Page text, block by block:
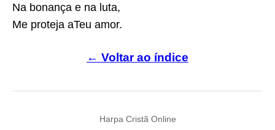
Na bonança e na luta,
Me proteja aTeu amor.
← Voltar ao índice
Harpa Cristã Online